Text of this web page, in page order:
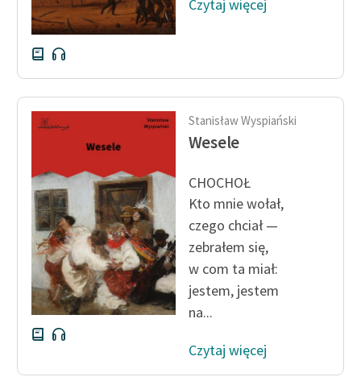
Czytaj więcej
Stanisław Wyspiański
Wesele
CHOCHOŁ
Kto mnie wołał,
czego chciał —
zebrałem się,
w com ta miał:
jestem, jestem
na...
Czytaj więcej